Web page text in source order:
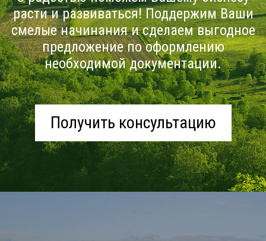
расти и развиваться! Поддержим Ваши
смелые начинания и сделаем выгодное
предложение по оформлению
необходимой документации.
Получить консультацию